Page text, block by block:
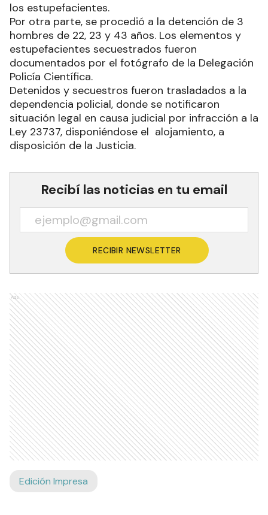
los estupefacientes.
Por otra parte, se procedió a la detención de 3
hombres de 22, 23 y 43 años. Los elementos y
estupefacientes secuestrados fueron
documentados por el fotógrafo de la Delegación
Policía Científica.
Detenidos y secuestros fueron trasladados a la
dependencia policial, donde se notificaron
situación legal en causa judicial por infracción a la
Ley 23737, disponiéndose el alojamiento, a
disposición de la Justicia.
Recibí las noticias en tu email
RECIBIR NEWSLETTER
Ads
Edición Impresa